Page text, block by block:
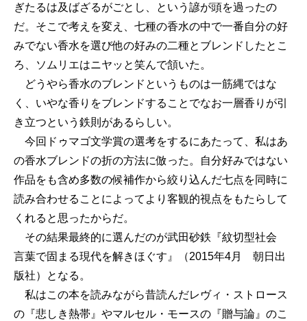
ぎたるは及ばざるがごとし、という諺が頭を過ったの
だ。そこで考えを変え、七種の香水の中で一番自分の好
みでない香水を選び他の好みの二種とブレンドしたとこ
ろ、ソムリエはニヤッと笑んで頷いた。
どうやら香水のブレンドというものは一筋縄ではな
く、いやな香りをブレンドすることでなお一層香りが引
き立つという鉄則があるらしい。
今回ドゥマゴ文学賞の選考をするにあたって、私はあ
の香水ブレンドの折の方法に倣った。自分好みではない
作品をも含め多数の候補作から絞り込んだ七点を同時に
読み合わせることによってより客観的視点をもたらして
くれると思ったからだ。
その結果最終的に選んだのが武田砂鉄『紋切型社会
言葉で固まる現代を解きほぐす』（2015年4月 朝日出
版社）となる。
私はこの本を読みながら昔読んだレヴィ・ストロース
の『悲しき熱帯』やマルセル・モースの『贈与論』のこ